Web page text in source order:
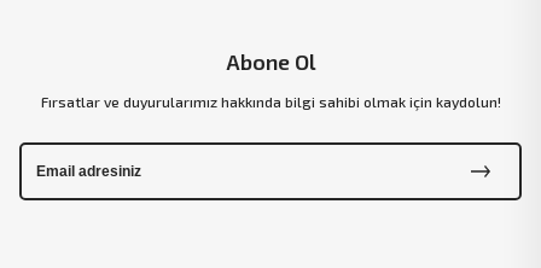
Abone Ol
Fırsatlar ve duyurularımız hakkında bilgi sahibi olmak için kaydolun!